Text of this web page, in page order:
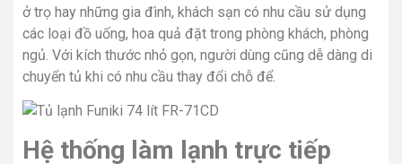
ở trọ hay những gia đình, khách sạn có nhu cầu sử dụng
các loại đồ uống, hoa quả đặt trong phòng khách, phòng
ngủ. Với kích thước nhỏ gọn, người dùng cũng dễ dàng di
chuyển tủ khi có nhu cầu thay đổi chỗ để.
Hệ thống làm lạnh trực tiếp